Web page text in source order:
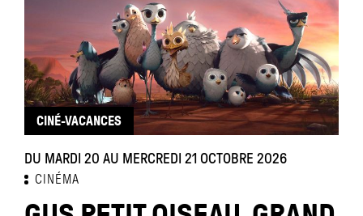
CINÉ-VACANCES
DU MARDI 20 AU MERCREDI 21 OCTOBRE 2026
CINÉMA